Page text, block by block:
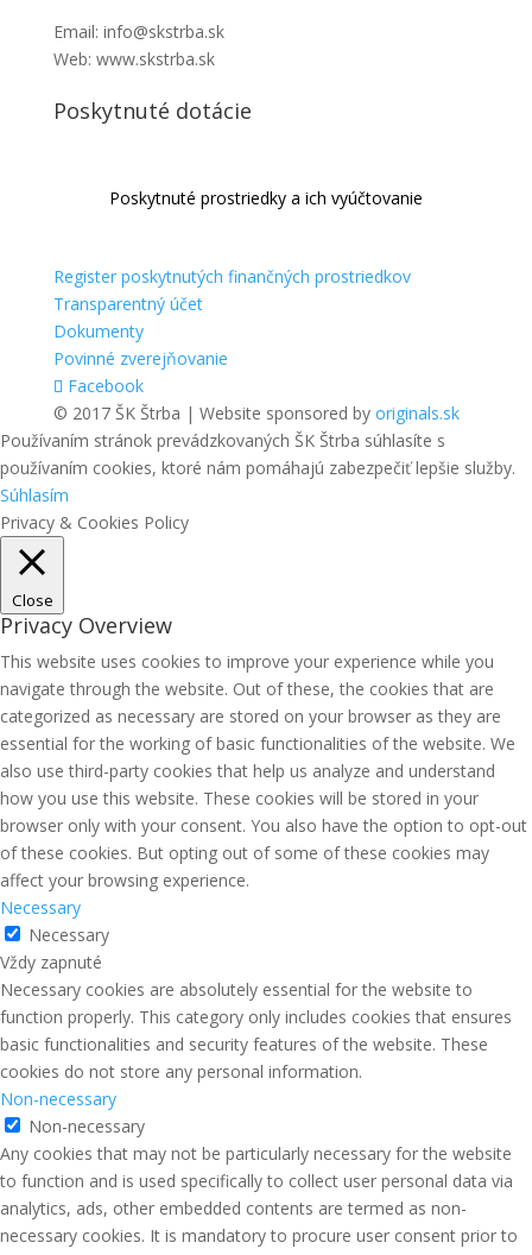
Email: info@skstrba.sk
Web: www.skstrba.sk
Poskytnuté dotácie
Poskytnuté prostriedky a ich vyúčtovanie
Register poskytnutých finančných prostriedkov
Transparentný účet
Dokumenty
Povinné zverejňovanie
Facebook
© 2017 ŠK Štrba | Website sponsored by originals.sk
Používaním stránok prevádzkovaných ŠK Štrba súhlasíte s
používaním cookies, ktoré nám pomáhajú zabezpečiť lepšie služby.
Súhlasím
Privacy & Cookies Policy
Close
Privacy Overview
This website uses cookies to improve your experience while you
navigate through the website. Out of these, the cookies that are
categorized as necessary are stored on your browser as they are
essential for the working of basic functionalities of the website. We
also use third-party cookies that help us analyze and understand
how you use this website. These cookies will be stored in your
browser only with your consent. You also have the option to opt-out
of these cookies. But opting out of some of these cookies may
affect your browsing experience.
Necessary
Necessary
Vždy zapnuté
Necessary cookies are absolutely essential for the website to
function properly. This category only includes cookies that ensures
basic functionalities and security features of the website. These
cookies do not store any personal information.
Non-necessary
Non-necessary
Any cookies that may not be particularly necessary for the website
to function and is used specifically to collect user personal data via
analytics, ads, other embedded contents are termed as non-
necessary cookies. It is mandatory to procure user consent prior to